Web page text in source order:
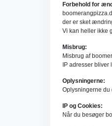
Forbehold for
der er sket
Vi kan heller ikke
Misbrug:
Misbrug af
IP adresser
Oplysningerne:
Oplysningerne du
IP og Cookies:
Når du besøger